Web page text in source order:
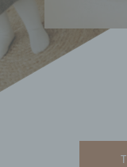
Einschränkung
der